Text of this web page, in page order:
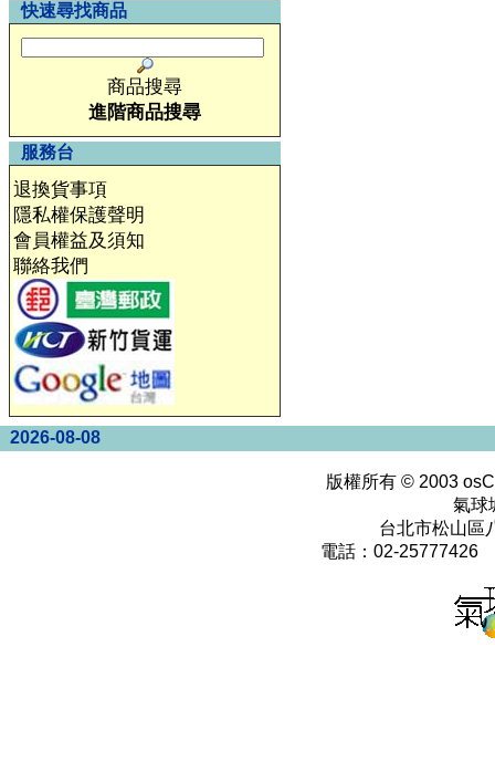
快速尋找商品
商品搜尋
進階商品搜尋
服務台
退換貨事項
隱私權保護聲明
會員權益及須知
聯絡我們
2026-08-08
版權所有 © 2003
氣球
台北市松山區
電話：02-25777426